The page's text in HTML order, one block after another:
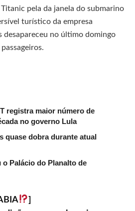
pela da janela do submarino
turístico da empresa
desapareceu no último domingo
registra maior número de
no governo Lula
quase dobra durante atual
Palácio do Planalto de
]